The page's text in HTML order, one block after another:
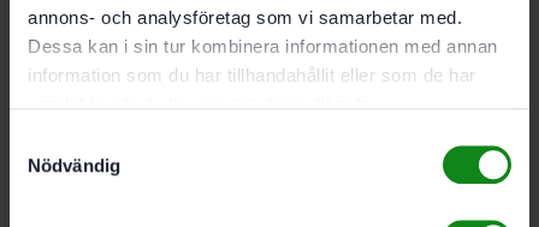
annons- och analysföretag som vi samarbetar med.
Dessa kan i sin tur kombinera informationen med annan
information som du har tillhandahållit eller som de har
Nödvändig
Leveransomfattning
1 borrstyrplatta för borr Ø 8 till 26 mm. 2 x
djupanslag. 2 x parallellanslag. 1 reducerring Ø 57
Max. borrdjup 240 mm; Borrlängd max 320 mm; Vikt